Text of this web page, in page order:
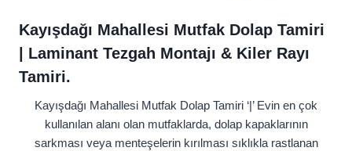
Kayışdağı Mahallesi Mutfak Dolap Tamiri
| Laminant Tezgah Montajı & Kiler Rayı
Tamiri.
Kayışdağı Mahallesi Mutfak Dolap Tamiri ‘|’ Evin en çok
kullanılan alanı olan mutfaklarda, dolap kapaklarının
sarkması veya menteşelerin kırılması sıklıkla rastlanan